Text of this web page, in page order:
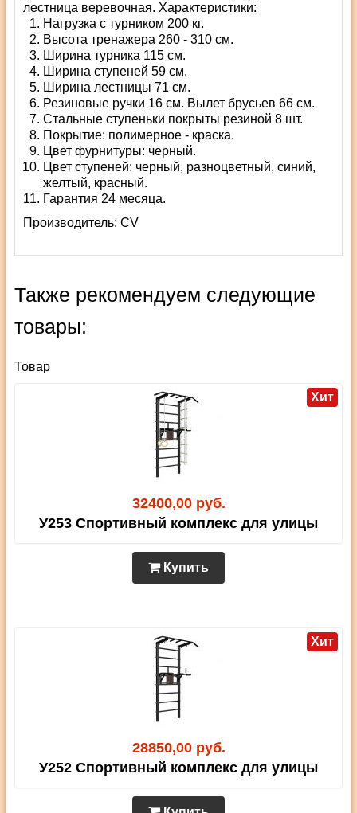
лестница веревочная. Характеристики:
Нагрузка с турником 200 кг.
Высота тренажера 260 - 310 см.
Ширина турника 115 см.
Ширина ступеней 59 см.
Ширина лестницы 71 см.
Резиновые ручки 16 см. Вылет брусьев 66 см.
Стальные ступеньки покрыты резиной 8 шт.
Покрытие: полимерное - краска.
Цвет фурнитуры: черный.
Цвет ступеней: черный, разноцветный, синий,
желтый, красный.
Гарантия 24 месяца.
Производитель: СV
Также рекомендуем следующие
товары:
Товар
32400,00 руб.
Хит
У253 Спортивный комплекс для улицы
Купить
28850,00 руб.
Хит
У252 Спортивный комплекс для улицы